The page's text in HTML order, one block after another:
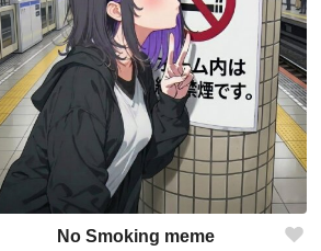
No Smoking meme